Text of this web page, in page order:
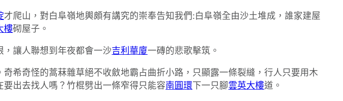
才爬山，對白阜嶺地輿頗有講究的崇奉告知我們:白阜嶺全由沙土堆成，誰家建屋
樓砌屋子。
讓人聯想到年夜都會一沙吉利華廈一磚的悲歌擊筑。
希奇怪的蒿菻雜草絕不收斂地霸占曲折小路，只顯露一條裂縫，行人只要用木
出去找人嗎？竹棍劈出一條窄得只能容南圓環下一只腳雲英大樓道。